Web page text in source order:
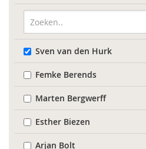
Sven van den Hurk
Femke Berends
Marten Bergwerff
Esther Biezen
Arjan Bolt